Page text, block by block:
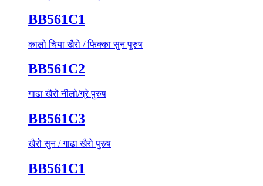
BB561C1
कालो चिया खैरो / फिक्का सुन पुरुष
BB561C2
गाढा खैरो नीलो/ग्रे पुरुष
BB561C3
खैरो सुन / गाढा खैरो पुरुष
BB561C1